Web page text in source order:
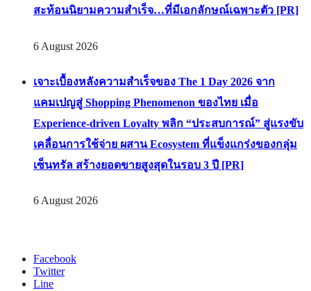
สะท้อนนิยามความสำเร็จ…ที่มีเอกลักษณ์เฉพาะตัว [PR]
6 August 2026
เจาะเบื้องหลังความสำเร็จของ The 1 Day 2026 จาก
แคมเปญสู่ Shopping Phenomenon ของไทย เมื่อ
Experience-driven Loyalty พลิก “ประสบการณ์” สู่แรงขับ
เคลื่อนการใช้จ่าย ผสาน Ecosystem ที่แข็งแกร่งของกลุ่ม
เซ็นทรัล สร้างยอดขายสูงสุดในรอบ 3 ปี [PR]
6 August 2026
Facebook
Twitter
Line